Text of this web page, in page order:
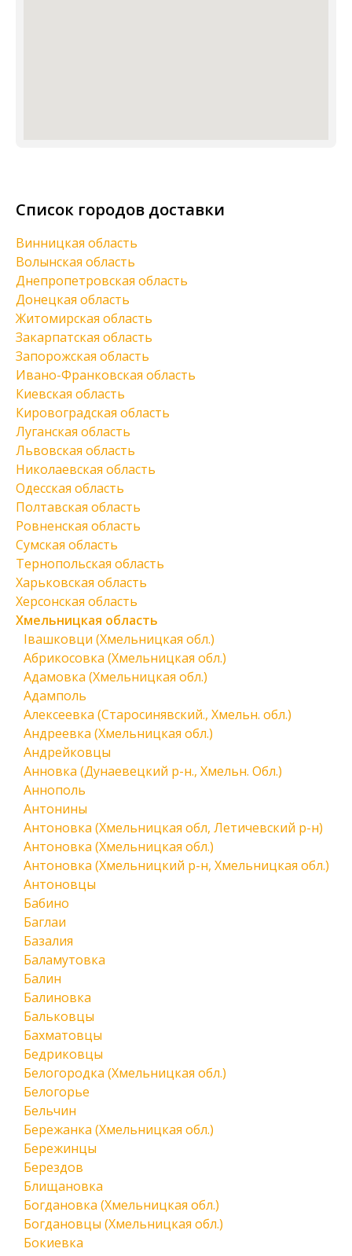
Список городов доставки
Винницкая область
Волынская область
Днепропетровская область
Донецкая область
Житомирская область
Закарпатская область
Запорожская область
Ивано-Франковская область
Киевская область
Кировоградская область
Луганская область
Львовская область
Николаевская область
Одесская область
Полтавская область
Ровненская область
Сумская область
Тернопольская область
Харьковская область
Херсонская область
Хмельницкая область
Івашковци (Хмельницкая обл.)
Абрикосовка (Хмельницкая обл.)
Адамовка (Хмельницкая обл.)
Адамполь
Алексеевка (Старосинявский., Хмельн. обл.)
Андреевка (Хмельницкая обл.)
Андрейковцы
Анновка (Дунаевецкий р-н., Хмельн. Обл.)
Аннополь
Антонины
Антоновка (Хмельницкая обл, Летичевский р-н)
Антоновка (Хмельницкая обл.)
Антоновка (Хмельницкий р-н, Хмельницкая обл.)
Антоновцы
Бабино
Баглаи
Базалия
Баламутовка
Балин
Балиновка
Бальковцы
Бахматовцы
Бедриковцы
Белогородка (Хмельницкая обл.)
Белогорье
Бельчин
Бережанка (Хмельницкая обл.)
Бережинцы
Берездов
Блищановка
Богдановка (Хмельницкая обл.)
Богдановцы (Хмельницкая обл.)
Бокиевка